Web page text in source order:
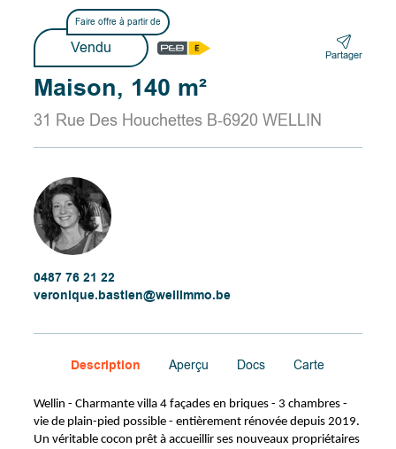
Faire offre à partir de
Vendu Partager
Maison, 140 m²
31 Rue Des Houchettes B-6920 WELLIN
0487 76 21 22
veronique.bastien@wellimmo.be
Description Aperçu Docs Carte
Wellin - Charmante villa 4 façades en briques - 3 chambres -
vie de plain-pied possible - entièrement rénovée depuis 2019.
Un véritable cocon prêt à accueillir ses nouveaux propriétaires